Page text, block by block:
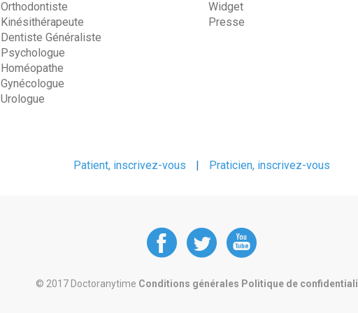
Orthodontiste
Kinésithérapeute
Dentiste Généraliste
Psychologue
Homéopathe
Gynécologue
Urologue
Widget
Presse
Patient, inscrivez-vous Praticien, inscrivez-vous
DoctorAnyTime
at at at
© 2017 Doctoranytime Conditions générales Politique de